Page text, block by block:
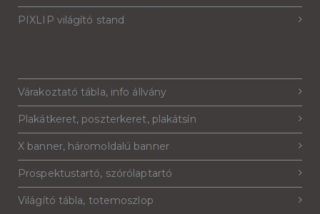
PIXLIP világító stand
Várakoztató tábla, info állvány
Plakátkeret, poszterkeret, plakátsín
X banner, háromoldalú banner
Prospektustartó, szórólaptartó
Világító tábla, totemoszlop